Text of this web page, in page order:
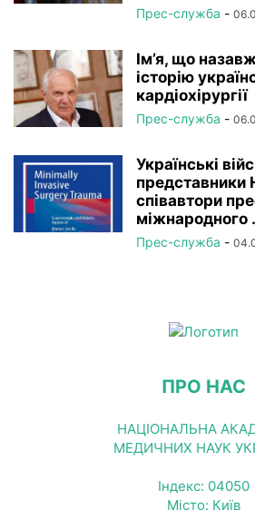
Прес-служба -
Ім’я, що
історію
кардіохірургії
Прес-служба -
Українські
представники
співавтори
міжнародного
Прес-служба -
ПРО НАС
НАЦІОНАЛЬНА
МЕДИЧНИХ НАУК
Індекс: 04050
Місто: Київ